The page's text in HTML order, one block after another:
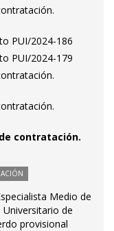
PUI/2024-186
PUI/2024-179
contratación.
Medio de
de
provisional